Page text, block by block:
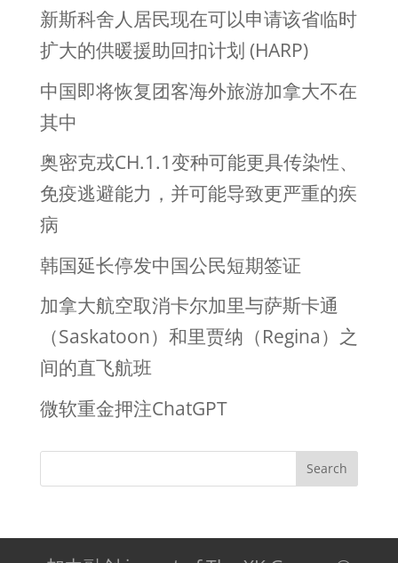
新斯科舍人居民现在可以申请该省临时
扩大的供暖援助回扣计划 (HARP)
中国即将恢复团客海外旅游加拿大不在
其中
奥密克戎CH.1.1变种可能更具传染性、
免疫逃避能力，并可能导致更严重的疾
病
韩国延长停发中国公民短期签证
加拿大航空取消卡尔加里与萨斯卡通
（Saskatoon）和里贾纳（Regina）之
间的直飞航班
微软重金押注ChatGPT